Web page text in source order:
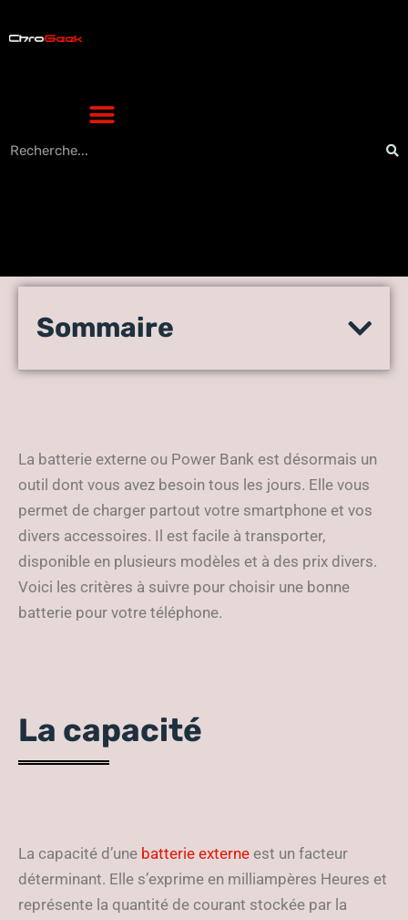
Comment choisir une
smartphone ?
Sommaire
La batterie externe ou Power Bank est désormais un
outil dont vous avez besoin tous les jours. Elle vous
permet de charger partout votre smartphone et vos
divers accessoires. Il est facile à transporter,
disponible en plusieurs modèles et à des prix divers.
Voici les critères à suivre pour choisir une bonne
batterie pour votre téléphone.
La capacité
La capacité d’une batterie externe est un facteur
déterminant. Elle s’exprime en milliampères Heures et
représente la quantité de courant stockée par la